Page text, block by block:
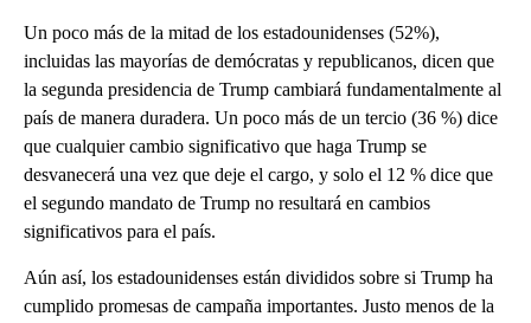
Un poco más de la mitad de los estadounidenses (52%),
incluidas las mayorías de demócratas y republicanos, dicen que
la segunda presidencia de Trump cambiará fundamentalmente al
país de manera duradera. Un poco más de un tercio (36 %) dice
que cualquier cambio significativo que haga Trump se
desvanecerá una vez que deje el cargo, y solo el 12 % dice que
el segundo mandato de Trump no resultará en cambios
significativos para el país.
Aún así, los estadounidenses están divididos sobre si Trump ha
cumplido promesas de campaña importantes. Justo menos de la